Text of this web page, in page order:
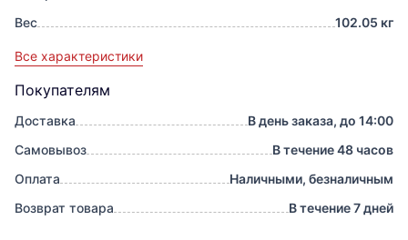
Вес
102.05 кг
Все характеристики
Покупателям
Доставка
В день заказа, до 14:00
Самовывоз
В течение 48 часов
Оплата
Наличными, безналичным
Возврат товара
В течение 7 дней